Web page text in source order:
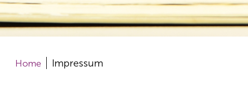
Home Impressum